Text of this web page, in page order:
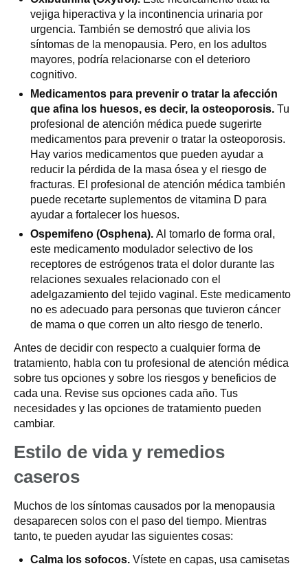
vejiga hiperactiva y la incontinencia urinaria por
urgencia. También se demostró que alivia los
síntomas de la menopausia. Pero, en los adultos
mayores, podría relacionarse con el deterioro
cognitivo.
Medicamentos para prevenir o tratar la afección
que afina los huesos, es decir, la osteoporosis. Tu
profesional de atención médica puede sugerirte
medicamentos para prevenir o tratar la osteoporosis.
Hay varios medicamentos que pueden ayudar a
reducir la pérdida de la masa ósea y el riesgo de
fracturas. El profesional de atención médica también
puede recetarte suplementos de vitamina D para
ayudar a fortalecer los huesos.
Ospemifeno (Osphena). Al tomarlo de forma oral,
este medicamento modulador selectivo de los
receptores de estrógenos trata el dolor durante las
relaciones sexuales relacionado con el
adelgazamiento del tejido vaginal. Este medicamento
no es adecuado para personas que tuvieron cáncer
de mama o que corren un alto riesgo de tenerlo.
Antes de decidir con respecto a cualquier forma de
tratamiento, habla con tu profesional de atención médica
sobre tus opciones y sobre los riesgos y beneficios de
cada una. Revise sus opciones cada año. Tus
necesidades y las opciones de tratamiento pueden
cambiar.
Estilo de vida y remedios
caseros
Muchos de los síntomas causados por la menopausia
desaparecen solos con el paso del tiempo. Mientras
tanto, te pueden ayudar las siguientes cosas:
Calma los sofocos. Vístete en capas, usa camisetas